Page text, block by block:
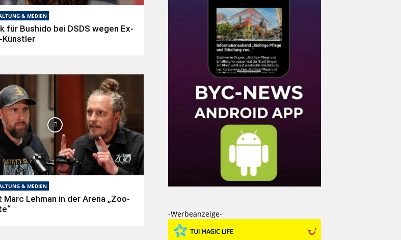
& MEDIEN
für Bushido bei DSDS wegen Ex-
& MEDIEN
Marc Lehman in der Arena „Zoo-
-Werbeanzeige-